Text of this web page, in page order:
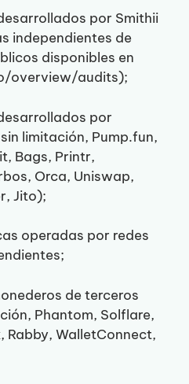
por Smithii
independientes de
disponibles en
overview/audits);
por
limitación, Pump.fun,
Bags, Printr,
Orca, Uniswap,
Jito);
operadas por redes
de terceros
Phantom, Solflare,
Rabby, WalletConnect,